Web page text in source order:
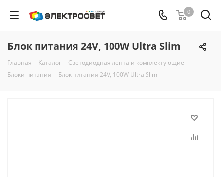
0
Блок питания 24V, 100W Ultra Slim
Главная - Каталог - Светодиодная лента и комплектующие -
Блоки питания - Блок питания 24V, 100W Ultra Slim